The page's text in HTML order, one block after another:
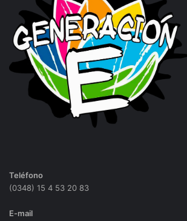
Teléfono
(0348) 15 4 53 20 83
E-mail